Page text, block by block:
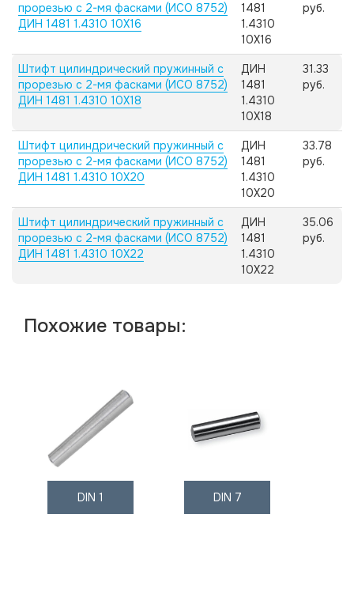
прорезью с 2-мя фасками (ИСО 8752)
ДИН 1481 1.4310 10X16
1481
1.4310
10X16
руб.
Штифт цилиндрический пружинный с
прорезью с 2-мя фасками (ИСО 8752)
ДИН 1481 1.4310 10X18
ДИН
1481
1.4310
10X18
31.33
руб.
Штифт цилиндрический пружинный с
прорезью с 2-мя фасками (ИСО 8752)
ДИН 1481 1.4310 10X20
ДИН
1481
1.4310
10X20
33.78
руб.
Штифт цилиндрический пружинный с
прорезью с 2-мя фасками (ИСО 8752)
ДИН 1481 1.4310 10X22
ДИН
1481
1.4310
10X22
35.06
руб.
Похожие товары:
DIN 1 DIN 7